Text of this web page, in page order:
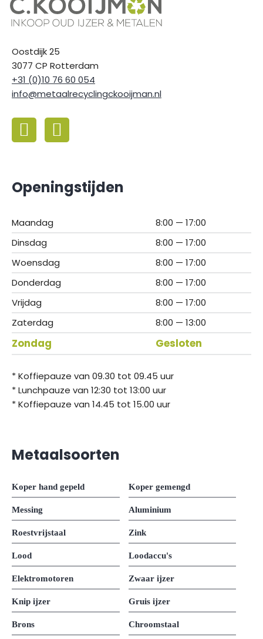
Oostdijk 25
3077 CP Rotterdam
+31 (0)10 76 60 054
info@metaalrecyclingckooijman.nl
Openingstijden
Maandag
8:00 — 17:00
Dinsdag
8:00 — 17:00
Woensdag
8:00 — 17:00
Donderdag
8:00 — 17:00
Vrijdag
8:00 — 17:00
Zaterdag
8:00 — 13:00
Zondag Gesloten
* Koffiepauze van 09.30 tot 09.45 uur
* Lunchpauze van 12:30 tot 13:00 uur
* Koffiepauze van 14.45 tot 15.00 uur
Metaalsoorten
Koper hand gepeld Koper gemengd
Messing Aluminium
Roestvrijstaal Zink
Lood Loodaccu's
Elektromotoren Zwaar ijzer
Knip ijzer Gruis ijzer
Brons Chroomstaal